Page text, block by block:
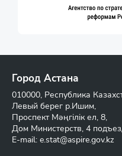
Город Астана
010000, Республика
Левый берег р.Ишим,
Проспект Мәңгілік ел, 8,
Дом Министерств, 4
E-mail: e.stat@aspire.gov.kz